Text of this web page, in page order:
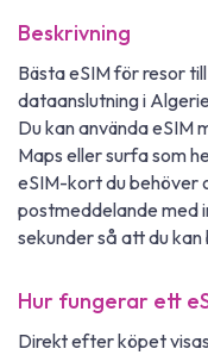
Beskrivning
Bästa eSIM för resor
dataanslutning i
Du kan använda eSIM
Maps eller surfa som
eSIM-kort du behöver
postmeddelande med
sekunder så att du
Hur fungerar ett
Direkt efter köpet